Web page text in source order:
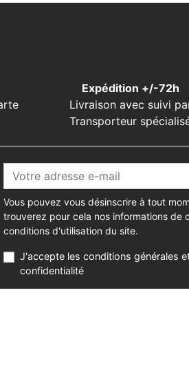
Expédition +/-72h
Livraison avec suivi
Transporteur
Vous pouvez vous désinscrire à tout
trouverez pour cela nos informations de
conditions d'utilisation du site.
J'accepte les conditions générales
confidentialité